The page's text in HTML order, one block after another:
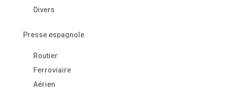
Divers
Presse espagnole
Routier
Ferroviaire
Aérien